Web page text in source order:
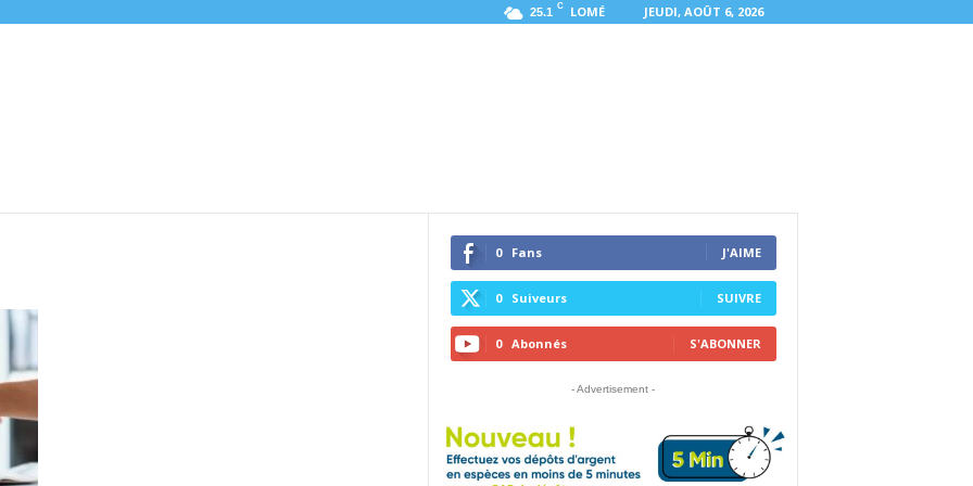
25.1 C LOMÉ JEUDI, AOÛT 6, 2026
0 Fans J'AIME
0 Suiveurs SUIVRE
0 Abonnés S'ABONNER
- Advertisement -